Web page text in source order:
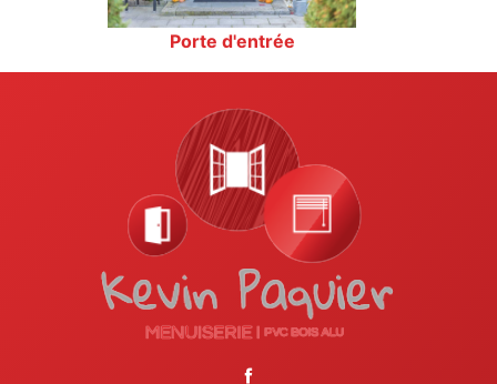
Porte d'entrée